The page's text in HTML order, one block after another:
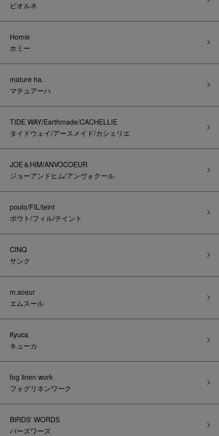
ビオルネ
Homie
ホミー
mature ha.
マチュアーハ
TIDE WAY/Earthmade/CACHELLIE
タイドウェイ/アースメイド/カシェリエ
JOE＆HIM/ANVOCOEUR
ジョーアンドヒム/アンヴォクール
pouto/FIL/teint
ポウト/フィル/テイント
CINQ
サンク
m.soeur
エムスール
Kyuca
キューカ
fog linen work
フォグリネンワーク
BIRDS' WORDS
バーズワーズ